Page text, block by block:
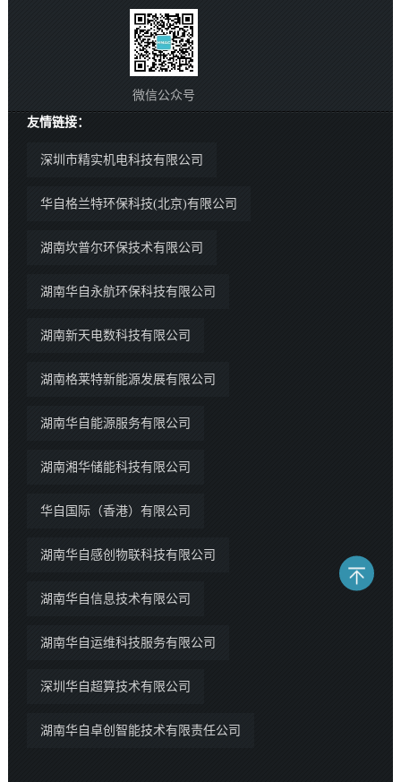
微信公众号
友情链接：
深圳市精实机电科技有限公司
华自格兰特环保科技(北京)有限公司
湖南坎普尔环保技术有限公司
湖南华自永航环保科技有限公司
湖南新天电数科技有限公司
湖南格莱特新能源发展有限公司
湖南华自能源服务有限公司
湖南湘华储能科技有限公司
华自国际（香港）有限公司
湖南华自感创物联科技有限公司
湖南华自信息技术有限公司
湖南华自运维科技服务有限公司
深圳华自超算技术有限公司
湖南华自卓创智能技术有限责任公司